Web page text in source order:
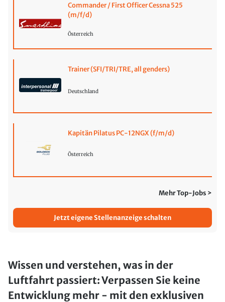
Commander / First Officer Cessna 525
(m/f/d)
Österreich
Trainer (SFI/TRI/TRE, all genders)
Deutschland
Kapitän Pilatus PC-12NGX (f/m/d)
Österreich
Mehr Top-Jobs >
Jetzt eigene Stellenanzeige schalten
Wissen und verstehen, was in der
Luftfahrt passiert: Verpassen Sie keine
Entwicklung mehr - mit den exklusiven